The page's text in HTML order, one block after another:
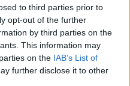
to third parties prior to
opt-out of the further
by third parties on the
This information may
on the IAB’s List of
further disclose it to other